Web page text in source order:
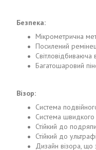
Безпека:
Мікрометрична
Посилений
Світловідбиваюча
Багатошаровий
Візор:
Система
Система швидкого
Стійкий до
Стійкий до
Дизайн візора, що